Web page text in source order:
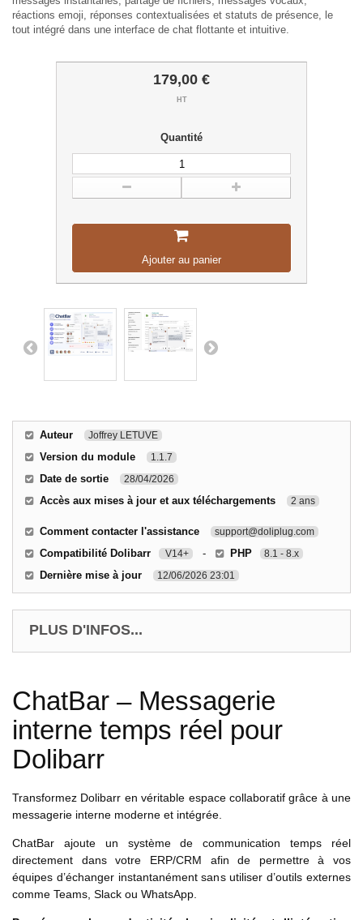
réactions emoji, réponses contextualisées et statuts de présence, le
tout intégré dans une interface de chat flottante et intuitive.
179,00 €
HT
Quantité
Ajouter au panier
Auteur Joffrey LETUVE
Version du module 1.1.7
Date de sortie 28/04/2026
Accès aux mises à jour et aux téléchargements 2 ans
Comment contacter l'assistance support@doliplug.com
Compatibilité Dolibarr V14+ - PHP 8.1 - 8.x
Dernière mise à jour 12/06/2026 23:01
PLUS D'INFOS...
ChatBar – Messagerie
interne temps réel pour
Dolibarr
Transformez Dolibarr en véritable espace collaboratif grâce à une
messagerie interne moderne et intégrée.
ChatBar ajoute un système de communication temps réel
directement dans votre ERP/CRM afin de permettre à vos
équipes d’échanger instantanément sans utiliser d’outils externes
comme Teams, Slack ou WhatsApp.